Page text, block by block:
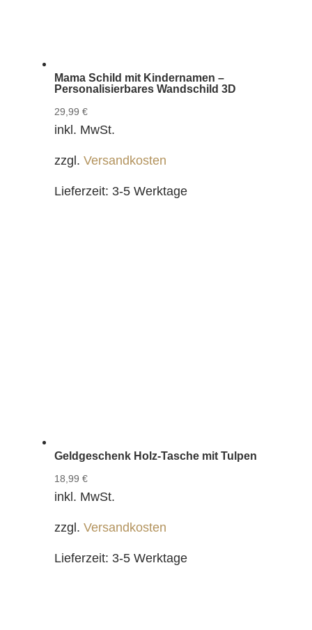
Mama Schild mit Kindernamen –
Personalisierbares Wandschild 3D
29,99 €
inkl. MwSt.
zzgl. Versandkosten
Lieferzeit: 3-5 Werktage
Geldgeschenk Holz-Tasche mit Tulpen
18,99 €
inkl. MwSt.
zzgl. Versandkosten
Lieferzeit: 3-5 Werktage